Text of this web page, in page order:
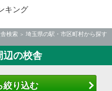
キング
検索
埼玉県の駅・市区町村から探す
辺の校舎
絞り込む